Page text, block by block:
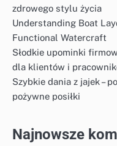
zdrowego stylu życia
Understanding Boat
Functional Watercraft
Słodkie upominki
dla klientów i
Szybkie dania z jajek –
pożywne posiłki
Najnowsze